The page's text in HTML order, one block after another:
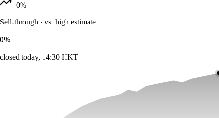
+0%
Sell-through · vs. high estimate
0%
closed today, 14:30 HKT